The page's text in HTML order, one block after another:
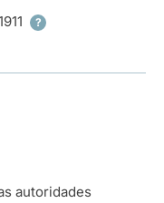
?
autoridades